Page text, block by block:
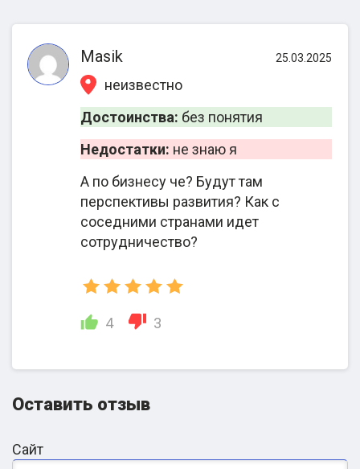
25.03.2025
Masik
неизвестно
Достоинства: без понятия
Недостатки: не знаю я
А по бизнесу че? Будут там
перспективы развития? Как с
соседними странами идет
сотрудничество?
4 3
Оставить отзыв
Сайт